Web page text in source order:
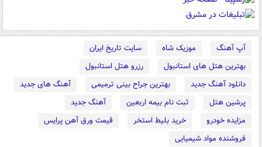
آپ آهنگ موزیک شاه
سایت تاریخ ایران
بهترین هتل های استانبول
رزرو هتل استانبول
دانلود آهنگ جدید
بهترین جراح بینی ترمیمی
آهنگ های جدید
پرشین هتل
ثبت نام بیمه اربعین
آهنگ جدید
مزایده خودرو
خرید بلیط استخر
قیمت ورق آهن پرایس
فروشنده مواد شیمیایی